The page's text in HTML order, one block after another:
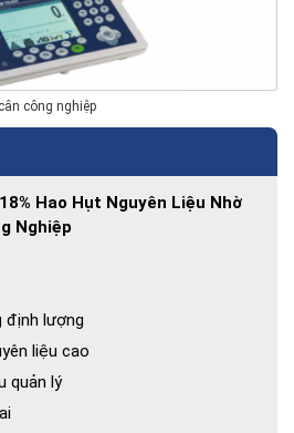
cân công nghiệp
Hao Hụt Nguyên Liệu Nhờ
Nghiệp
định lượng
liệu cao
quản lý